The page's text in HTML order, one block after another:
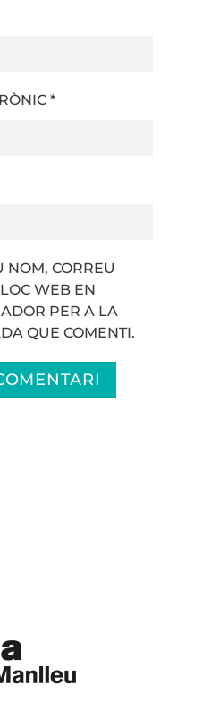
*
NOM, CORREU
WEB EN
PER A LA
QUE COMENTI.